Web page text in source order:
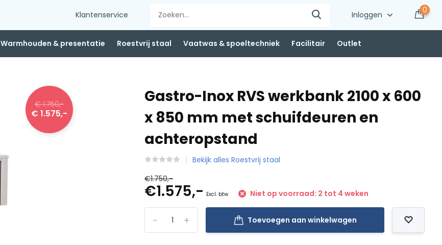
Klantenservice Inloggen
0
Warmhouden & presentatie Roestvrij staal Vaatwas & spoeltechniek Facilitair Outlet
€ 1.750,-
€ 1.575,-
Gastro-Inox RVS werkbank 2100 x 600
x 850 mm met schuifdeuren en
achteropstand
Bekijk alles Roestvrij staal
€1.750,-
€1.575,- Excl. btw Niet op voorraad: 2 tot 4 weken
+
- Toevoegen aan winkelwagen